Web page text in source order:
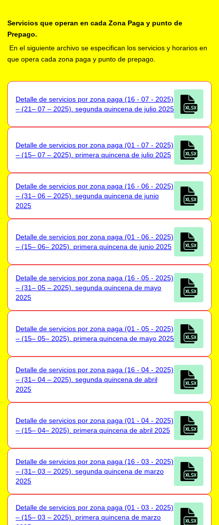
Servicios que operan en cada Zona Paga y punto de
Prepago.
En el siguiente archivo se especifican los servicios y horarios en
que opera cada zona paga y punto de prepago.
Detalle de servicios por zona paga (16 - 07 - 2025)
– (21– 07 – 2025). segunda quincena de julio 2025
Detalle de servicios por zona paga (01 - 07 - 2025)
– (15– 07 – 2025). primera quincena de julio 2025
Detalle de servicios por zona paga (16 - 06 - 2025)
– (31– 06 – 2025). segunda quincena de junio
2025
Detalle de servicios por zona paga (01 - 06 - 2025)
– (15– 06– 2025). primera quincena de junio 2025
Detalle de servicios por zona paga (16 - 05 - 2025)
– (31– 05 – 2025). segunda quincena de mayo
2025
Detalle de servicios por zona paga (01 - 05 - 2025)
– (15– 05– 2025). primera quincena de mayo 2025
Detalle de servicios por zona paga (16 - 04 - 2025)
– (31– 04 – 2025). segunda quincena de abril
2025
Detalle de servicios por zona paga (01 - 04 - 2025)
– (15– 04– 2025). primera quincena de abril 2025
Detalle de servicios por zona paga (16 - 03 - 2025)
– (31– 03 – 2025). segunda quincena de marzo
2025
Detalle de servicios por zona paga (01 - 03 - 2025)
– (15– 03 – 2025). primera quincena de marzo